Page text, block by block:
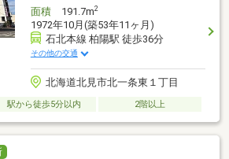
面積191.7m2
1972年10月(築53年11ヶ月)
石北本線 柏陽駅 徒歩36分
その他の交通
北海道北見市北一条東１丁目
駅から徒歩5分以内 2階以上